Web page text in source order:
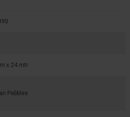
x 24 mtr
Pebbles